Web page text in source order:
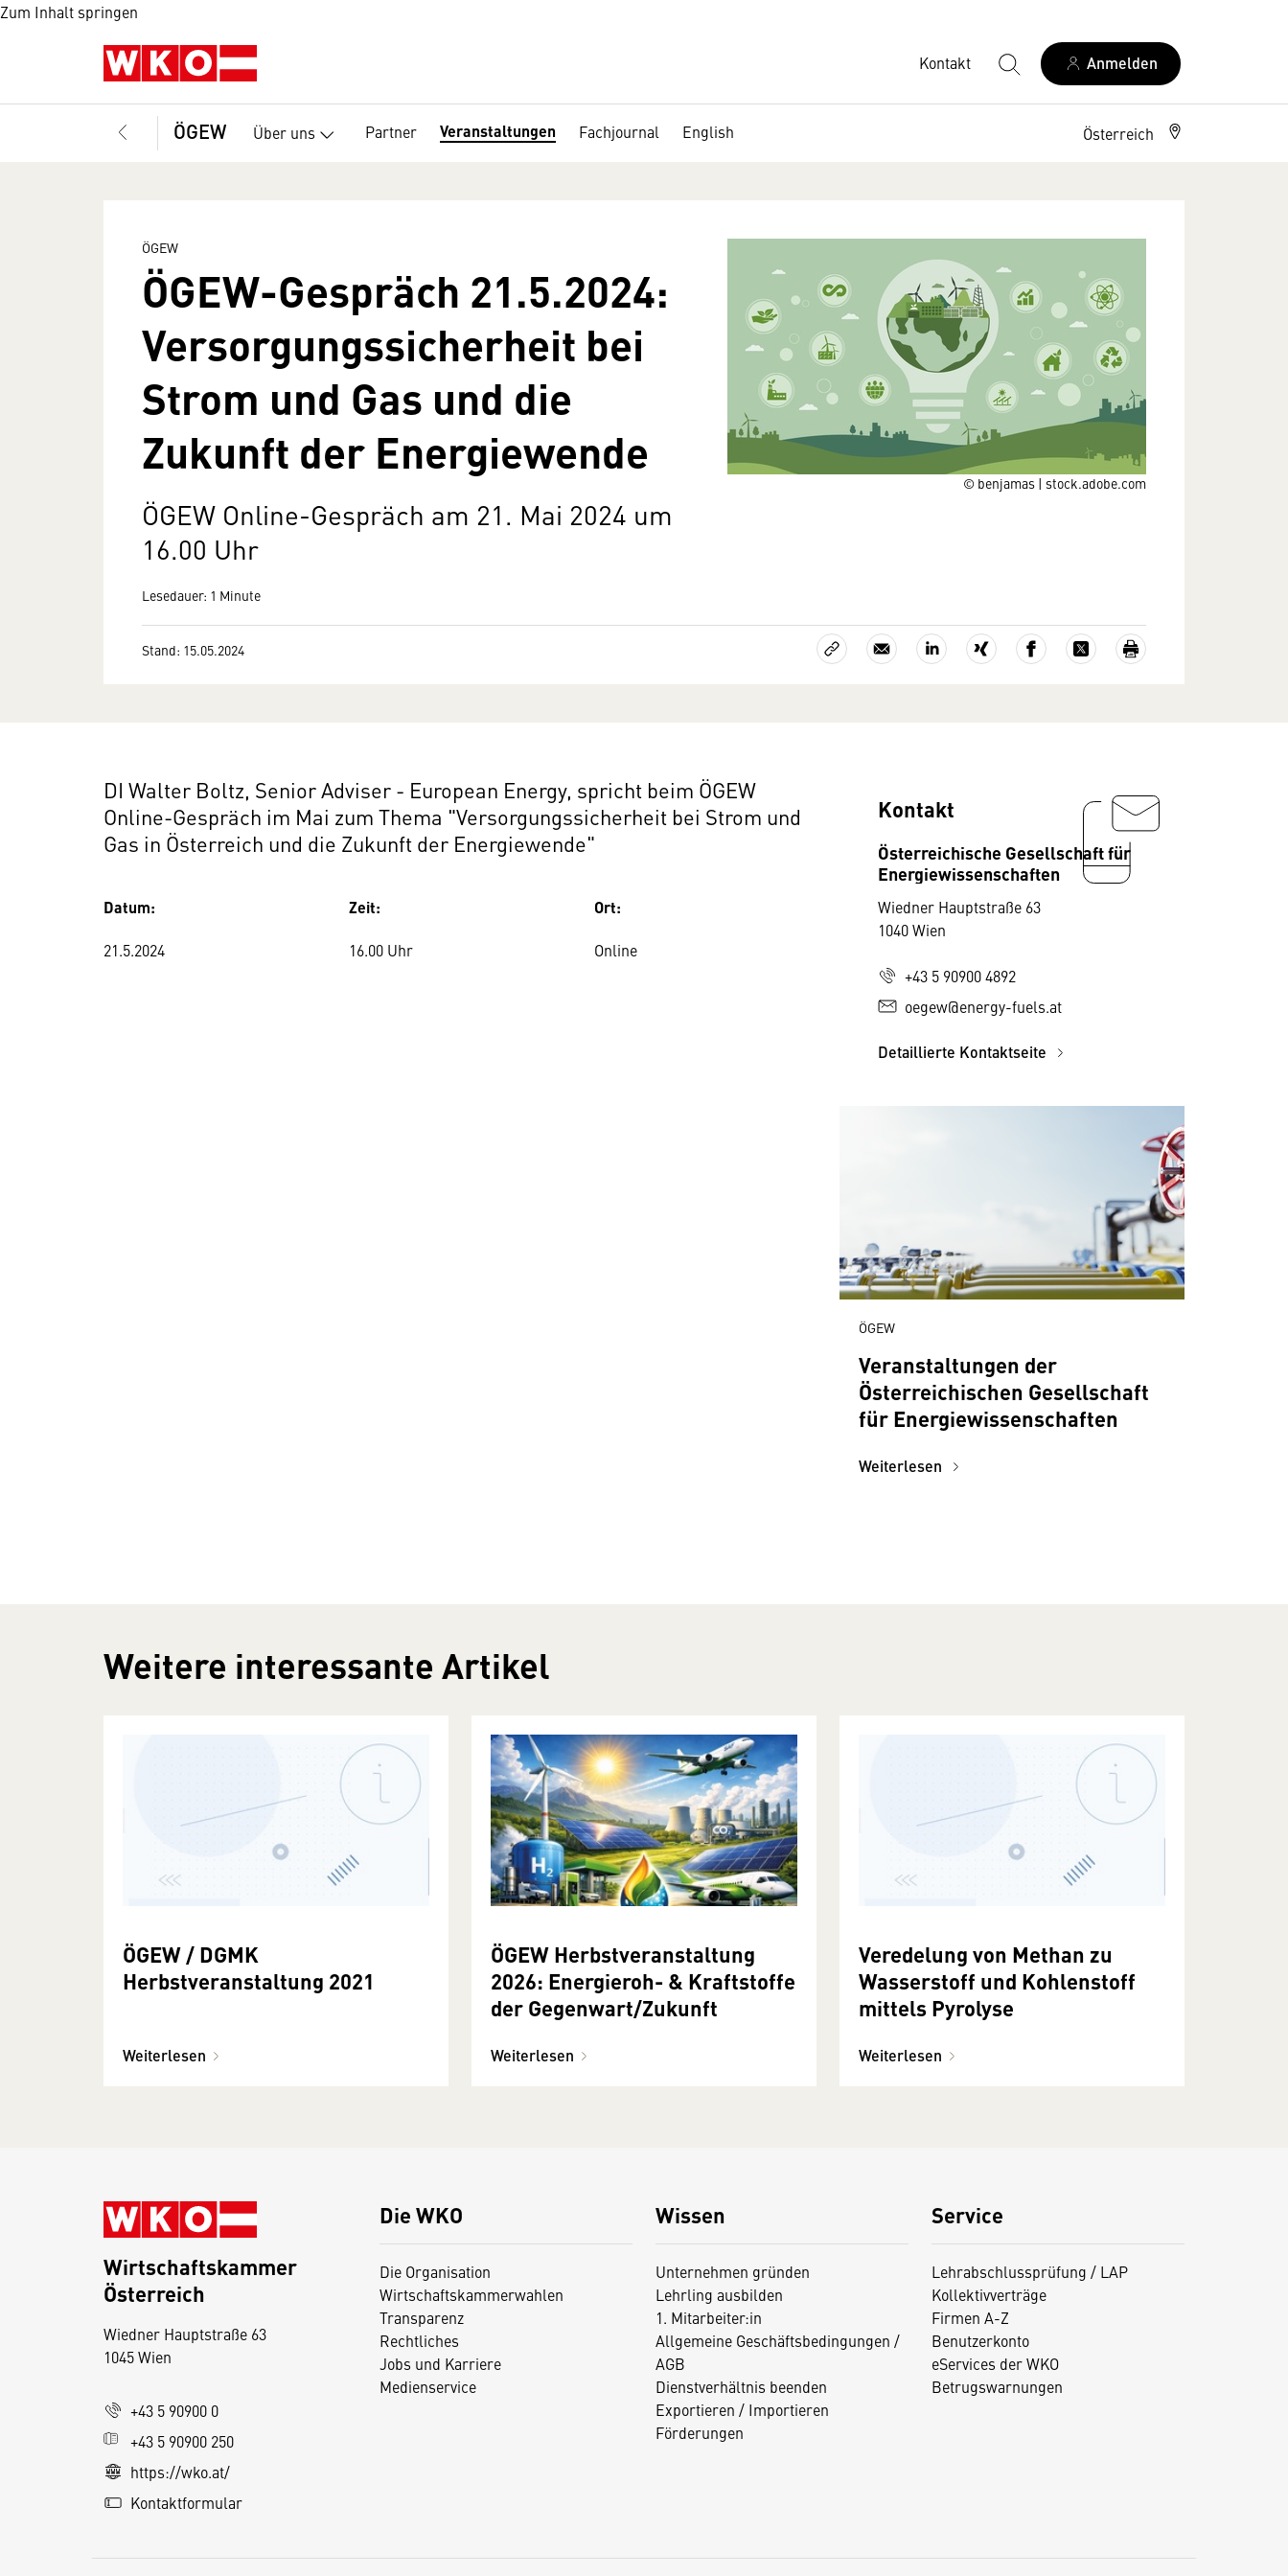
Zum Inhalt springen
Kontakt Anmelden
ÖGEW Über uns Partner Veranstaltungen Fachjournal English Österreich
© benjamas | stock.adobe.com
ÖGEW
ÖGEW-Gespräch 21.5.2024:
Versorgungssicherheit bei
Strom und Gas und die
Zukunft der Energiewende
ÖGEW Online-Gespräch am 21. Mai 2024 um
16.00 Uhr
Lesedauer: 1 Minute
Stand: 15.05.2024
DI Walter Boltz, Senior Adviser - European Energy, spricht beim ÖGEW
Online-Gespräch im Mai zum Thema "Versorgungssicherheit bei Strom und
Gas in Österreich und die Zukunft der Energiewende"
Datum:
21.5.2024
Zeit:
16.00 Uhr
Ort:
Online
Kontakt
Österreichische Gesellschaft für
Energiewissenschaften
Wiedner Hauptstraße 63
1040 Wien
+43 5 90900 4892
oegew@energy-fuels.at
Detaillierte Kontaktseite
ÖGEW
Veranstaltungen der
Österreichischen Gesellschaft
für Energiewissen­schaften
Weiterlesen
Weitere interessante Artikel
ÖGEW / DGMK
Herbstveranstaltung 2021
Weiterlesen
ÖGEW Herbstveranstaltung
2026: Energieroh- & Kraftstoffe
der Gegenwart/Zukunft
Weiterlesen
Veredelung von Methan zu
Wasserstoff und Kohlenstoff
mittels Pyrolyse
Weiterlesen
Die WKO
Die Organisation
Wirtschaftskammerwahlen
Transparenz
Rechtliches
Jobs und Karriere
Medienservice
Wissen
Unternehmen gründen
Lehrling ausbilden
1. Mitarbeiter:in
Allgemeine Geschäftsbedingungen /
AGB
Dienstverhältnis beenden
Exportieren / Importieren
Förderungen
Service
Lehrabschlussprüfung / LAP
Kollektivverträge
Firmen A-Z
Benutzerkonto
eServices der WKO
Betrugswarnungen
Wirtschaftskammer
Österreich
Wiedner Hauptstraße 63
1045 Wien
+43 5 90900 0
+43 5 90900 250
https://wko.at/
Kontaktformular